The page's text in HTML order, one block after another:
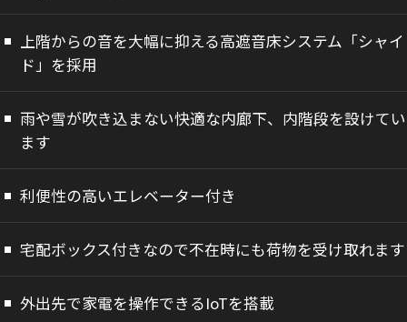
上階からの音を大幅に抑える高遮音床システム「シャイ
ド」を採用
雨や雪が吹き込まない快適な内廊下、内階段を設けてい
ます
利便性の高いエレベーター付き
宅配ボックス付きなので不在時にも荷物を受け取れます
外出先で家電を操作できるIoTを搭載